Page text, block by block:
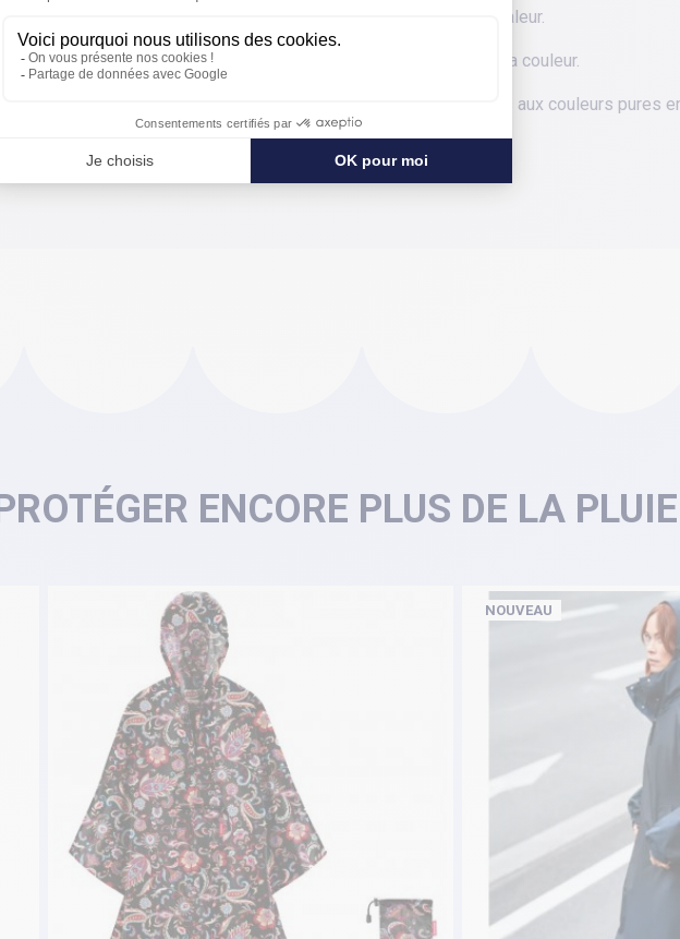
qui comprend près de 900 teintes avec pour chacune une valeur.
Pantonesont devenues la Référence, un langage universel de la couleur.
ici une sélection de parapluies longs et pliants. Des parapluies aux couleurs pures
ou orange avec un très bon niveau de solidité.
ENCORE PLUS DE LA PLUIE
NOUVEAU